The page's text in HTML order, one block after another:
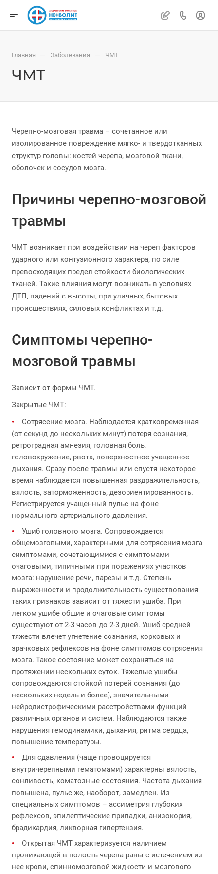
Главная — Заболевания — ЧМТ
ЧМТ
Черепно-мозговая травма – сочетанное или
изолированное повреждение мягко- и твердотканных
структур головы: костей черепа, мозговой ткани,
оболочек и сосудов мозга.
Причины черепно-мозговой
травмы
ЧМТ возникает при воздействии на череп факторов
ударного или контузионного характера, по силе
превосходящих предел стойкости биологических
тканей. Такие влияния могут возникать в условиях
ДТП, падений с высоты, при уличных, бытовых
происшествиях, силовых конфликтах и т.д.
Симптомы черепно-
мозговой травмы
Зависит от формы ЧМТ.
Закрытые ЧМТ:
Сотрясение мозга. Наблюдается кратковременная
(от секунд до нескольких минут) потеря сознания,
ретроградная амнезия, головная боль,
головокружение, рвота, поверхностное учащенное
дыхания. Сразу после травмы или спустя некоторое
время наблюдается повышенная раздражительность,
вялость, заторможенность, дезориентированность.
Регистрируется учащенный пульс на фоне
нормального артериального давления.
Ушиб головного мозга. Сопровождается
общемозговыми, характерными для сотрясения мозга
симптомами, сочетающимися с симптомами
очаговыми, типичными при поражениях участков
мозга: нарушение речи, парезы и т.д. Степень
выраженности и продолжительность существования
таких признаков зависит от тяжести ушиба. При
легком ушибе общие и очаговые симптомы
существуют от 2-3 часов до 2-3 дней. Ушиб средней
тяжести влечет угнетение сознания, корковых и
зрачковых рефлексов на фоне симптомов сотрясения
мозга. Такое состояние может сохраняться на
протяжении нескольких суток. Тяжелые ушибы
сопровождаются стойкой потерей сознания (до
нескольких недель и более), значительными
нейродистрофическими расстройствами функций
различных органов и систем. Наблюдаются также
нарушения гемодинамики, дыхания, ритма сердца,
повышение температуры.
Для сдавления (чаще провоцируется
внутричерепными гематомами) характерны вялость,
сонливость, коматозные состояния. Частота дыхания
повышена, пульс же, наоборот, замедлен. Из
специальных симптомов – ассиметрия глубоких
рефлексов, эпилептические припадки, анизокория,
брадикардия, ликворная гипертензия.
Открытая ЧМТ характеризуется наличием
проникающей в полость черепа раны с истечением из
нее крови, спинномозговой жидкости и мозгового